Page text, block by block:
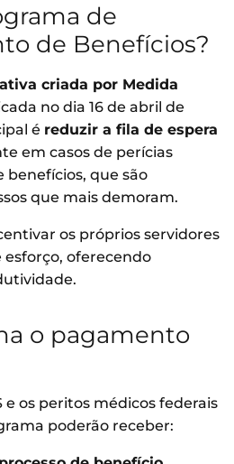
de
de Benefícios?
criada por Medida
no dia 16 de abril de
é reduzir a fila de espera
em casos de perícias
benefícios, que são
que mais demoram.
os próprios servidores
oferecendo
o pagamento
e os peritos médicos federais
poderão receber: